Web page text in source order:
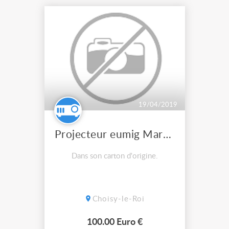
19/04/2019
Projecteur eumig Mark 701
Dans son carton d'origine.
Choisy-le-Roi
100.00 Euro €